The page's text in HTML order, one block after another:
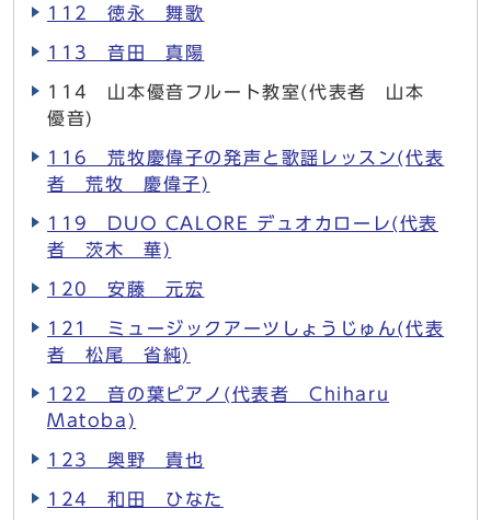
112 徳永 舞歌
113 音田 真陽
114 山本優音フルート教室(代表者 山本
優音)
116 荒牧慶偉子の発声と歌謡レッスン(代表
者 荒牧 慶偉子)
119 DUO CALORE デュオカローレ(代表
者 茨木 華)
120 安藤 元宏
121 ミュージックアーツしょうじゅん(代表
者 松尾 省純)
122 音の葉ピアノ(代表者 Chiharu
Matoba)
123 奥野 貴也
124 和田 ひなた